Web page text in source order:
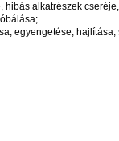
alkatrészek
egyengetése,